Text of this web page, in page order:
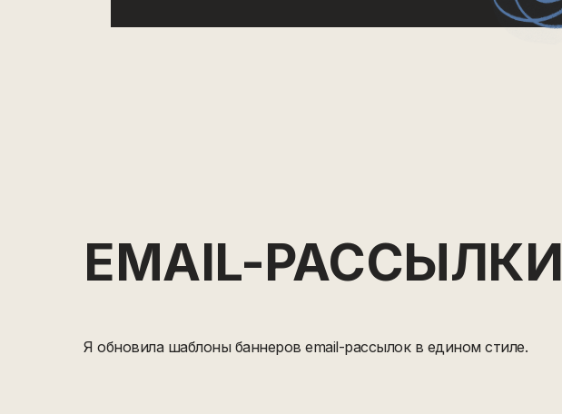
EMAIL-РАССЫЛКИ
Я обновила шаблоны баннеров email-рассылок в едином стиле.